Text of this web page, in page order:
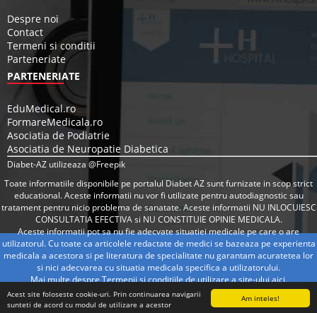
Am inteles!
Acest site foloseste cookie-uri. Prin continuarea navigarii
sunteti de acord cu modul de utilizare a acestor
Despre noi
Contact
Termeni si conditii
Parteneriate
PARTENERIATE
EduMedical.ro
FormareMedicala.ro
Asociatia de Podiatrie
Asociatia de Neuropatie Diabetica
Diabet-AZ utilizeaza @Freepik
Toate informatiile disponibile pe portalul Diabet AZ sunt furnizate in scop strict
educational. Aceste informatii nu vor fi utilizate pentru autodiagnostic sau
tratament pentru nicio problema de sanatate. Aceste informatii NU INLOCUIESC
CONSULTATIA EFECTIVA si NU CONSTITUIE OPINIE MEDICALA.
Aceste informatii pot sa nu fie adecvate situatiei medicale pe care o are
utilizatorul. Cu toate ca articolele redactate de medici se bazeaza pe experienta
medicala a acestora si pe literatura de specialitate nu garantam acuratetea lor
si nici adecvarea cu situatia medicala specifica a utilizatorului.
Mai multe despre Termenii si conditiile de utilizare a site-uluiaici.